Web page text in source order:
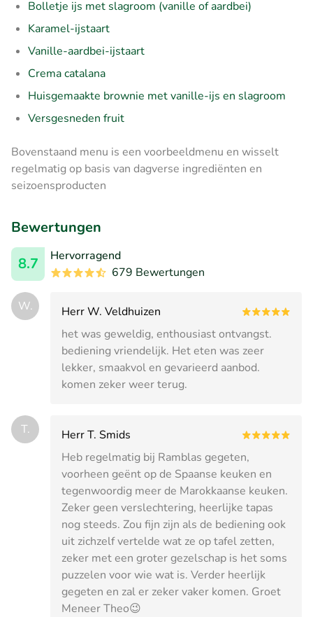
Bolletje ijs met slagroom (vanille of aardbei)
Karamel-ijstaart
Vanille-aardbei-ijstaart
Crema catalana
Huisgemaakte brownie met vanille-ijs en slagroom
Versgesneden fruit
Bovenstaand menu is een voorbeeldmenu en wisselt
regelmatig op basis van dagverse ingrediënten en
seizoensproducten
Bewertungen
8.7
Hervorragend
679 Bewertungen
W.
Herr W. Veldhuizen
het was geweldig, enthousiast ontvangst.
bediening vriendelijk. Het eten was zeer
lekker, smaakvol en gevarieerd aanbod.
komen zeker weer terug.
T.
Herr T. Smids
Heb regelmatig bij Ramblas gegeten,
voorheen geënt op de Spaanse keuken en
tegenwoordig meer de Marokkaanse keuken.
Zeker geen verslechtering, heerlijke tapas
nog steeds. Zou fijn zijn als de bediening ook
uit zichzelf vertelde wat ze op tafel zetten,
zeker met een groter gezelschap is het soms
puzzelen voor wie wat is. Verder heerlijk
gegeten en zal er zeker vaker komen. Groet
Meneer Theo😉